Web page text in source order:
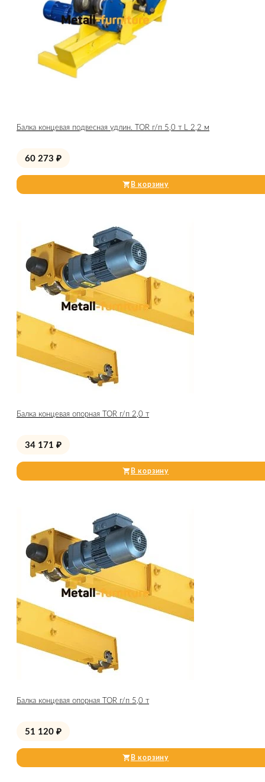
Балка концевая подвесная удлин. TOR г/п 5,0 т L 2,2 м
60 273 ₽
В корзину
Балка концевая опорная TOR г/п 2,0 т
34 171 ₽
В корзину
Балка концевая опорная TOR г/п 5,0 т
51 120 ₽
В корзину